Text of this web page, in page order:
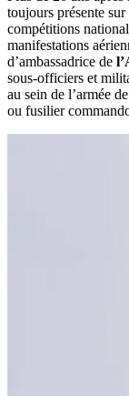
toujours présente
compétitions
manifestations
d’ambassadrice de
sous-officiers et
au sein de l’armée
ou fusilier